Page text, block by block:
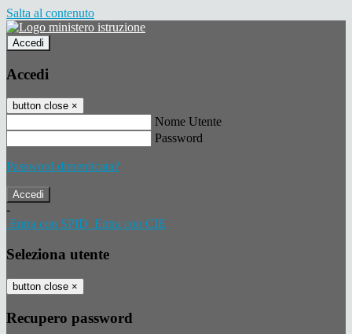
Salta al contenuto
Accedi
Accedi
button close ×
Nome Utente
Password
Password dimenticata?
-
Entra con SPID Entra con CIE
Seleziona utente
button close ×
Recupero password